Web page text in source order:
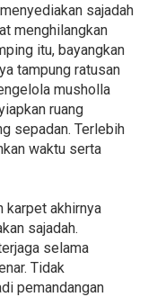
sajadah
menghilangkan
itu, bayangkan
tampung ratusan
musholla
ruang
sepadan. Terlebih
waktu serta
karpet akhirnya
sajadah.
selama
Tidak
pemandangan